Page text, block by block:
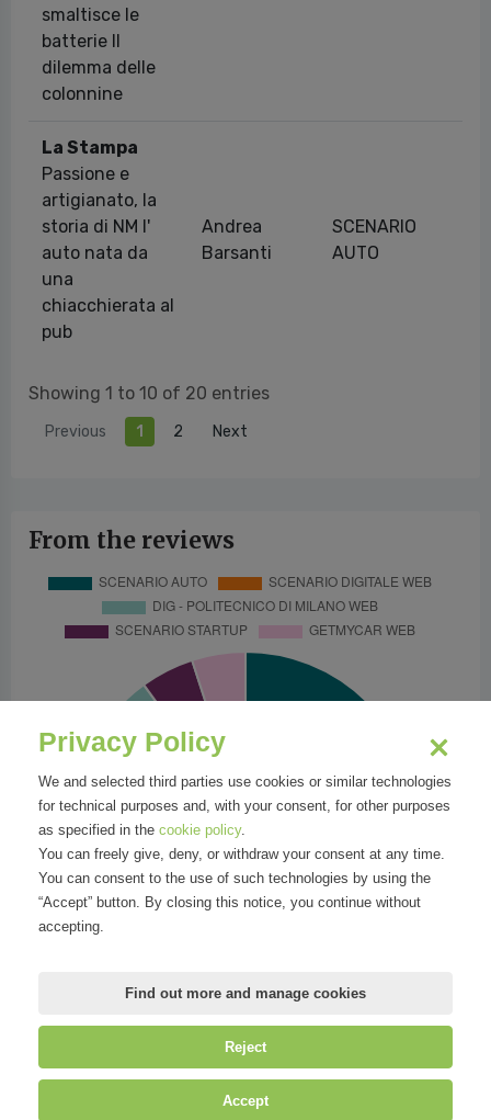
smaltisce le
batterie Il
dilemma delle
colonnine
La Stampa
Passione e
artigianato, la
storia di NM l'
auto nata da
una
chiacchierata al
pub
Andrea
Barsanti
SCENARIO
AUTO
Showing 1 to 10 of 20 entries
Previous 1 2 Next
From the reviews
Mirandola Comunicazione S.r.l.
| P.IVA IT09580130962 | Cap. Soc.
Privacy Policy
We and selected third parties use cookies or similar technologies
for technical purposes and, with your consent, for other purposes
as specified in the cookie policy.
You can freely give, deny, or withdraw your consent at any time.
You can consent to the use of such technologies by using the
“Accept” button. By closing this notice, you continue without
accepting.
Find out more and manage cookies
Reject
Accept